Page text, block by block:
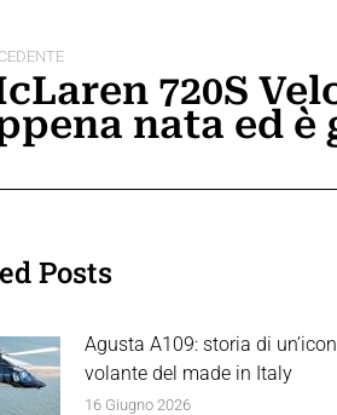
720S
nata ed è
Posts
Agusta A109: storia di
volante del made in Italy
16 Giugno 2026